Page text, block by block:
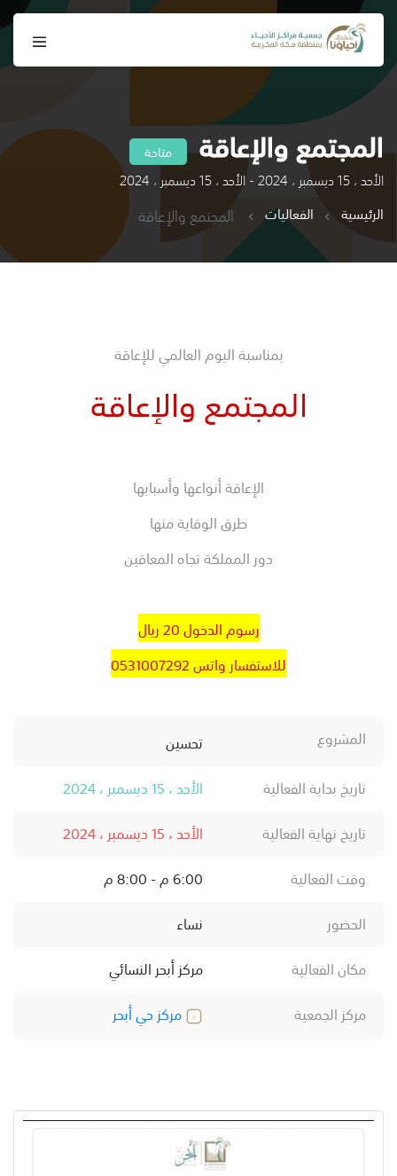
المجتمع والإعاقة متاحة
الأحد ، 15 ديسمبر ، 2024 - الأحد ، 15 ديسمبر ، 2024
الرئيسية
الفعاليات المجتمع والإعاقة
بمناسبة اليوم العالمي للإعاقة
المجتمع والإعاقة
الإعاقة أنواعها وأسبابها
طرق الوقاية منها
دور المملكة تجاه المعاقين
رسوم الدخول 20 ريال
للاستفسار واتس 0531007292
المشروع
تحسين
تاريخ بداية الفعالية
الأحد ، 15 ديسمبر ، 2024
تاريخ نهاية الفعالية
الأحد ، 15 ديسمبر ، 2024
وقت الفعالية
6:00 م - 8:00 م
الحضور
نساء
مكان الفعالية
مركز أبحر النسائي
مركز الجمعية
مركز حي أبحر